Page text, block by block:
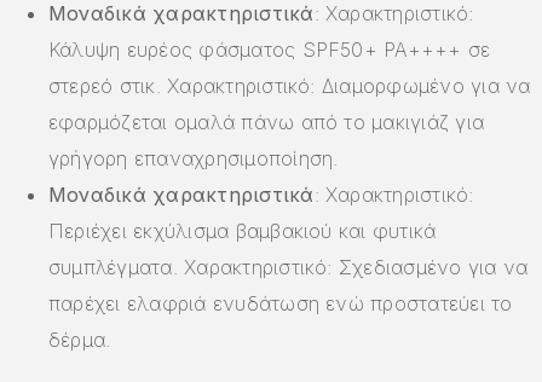
Μοναδικά χαρακτηριστικά: Χαρακτηριστικό:
Κάλυψη ευρέος φάσματος SPF50+ PA++++ σε
στερεό στικ. Χαρακτηριστικό: Διαμορφωμένο για να
εφαρμόζεται ομαλά πάνω από το μακιγιάζ για
γρήγορη επαναχρησιμοποίηση.
Μοναδικά χαρακτηριστικά: Χαρακτηριστικό:
Περιέχει εκχύλισμα βαμβακιού και φυτικά
συμπλέγματα. Χαρακτηριστικό: Σχεδιασμένο για να
παρέχει ελαφριά ενυδάτωση ενώ προστατεύει το
δέρμα.